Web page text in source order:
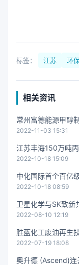
标签： 江苏 环
相关资讯
常州富德能源甲醇
2022-11-03 15:31
江苏丰海150万吨
2022-10-18 15:09
中化国际首个百亿
2022-10-18 08:59
卫星化学与SK致新
2022-08-10 12:19
胜蓝化工废油再生
2022-07-19 18:08
奥升德 (Ascend)连